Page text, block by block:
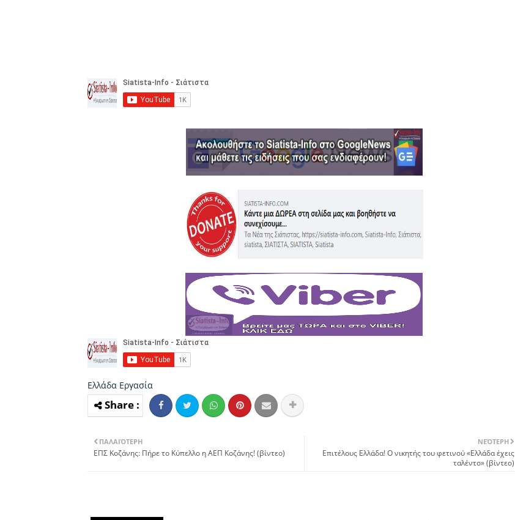
Ελλάδα Εργασία
ΝΕΌΤΕΡΗ
Επιτέλους Ελλάδα! Ο νικητής του φετινού «Ελλάδα έχεις
ταλέντο» (βίντεο)
ΠΑΛΑΙΌΤΕΡΗ
ΕΠΣ Κοζάνης: Πήρε το Κύπελλο η ΑΕΠ Κοζάνης! (βίντεο)